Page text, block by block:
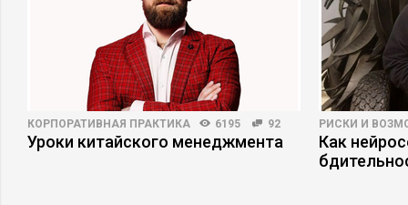
КОРПОРАТИВНАЯ ПРАКТИКА 6195 92
Уроки китайского менеджмента
РИСКИ И
Как